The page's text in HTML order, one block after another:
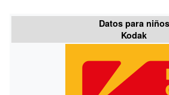
Datos para niños
Kodak